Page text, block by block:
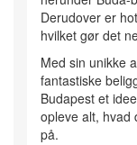
Derudover er
hvilket gør det
Med sin unikke
fantastiske
Budapest et
opleve alt, hvad
på.